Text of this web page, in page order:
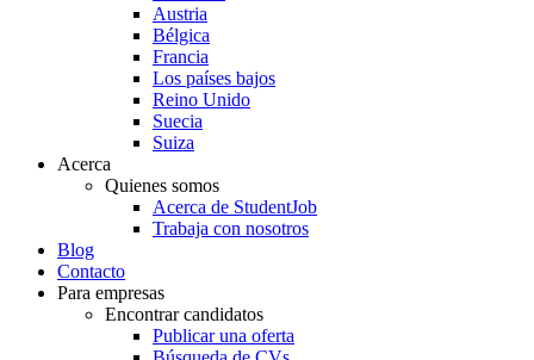
Austria
Bélgica
Francia
Los países bajos
Reino Unido
Suecia
Suiza
Acerca
Quienes somos
Acerca de StudentJob
Trabaja con nosotros
Blog
Contacto
Para empresas
Encontrar candidatos
Publicar una oferta